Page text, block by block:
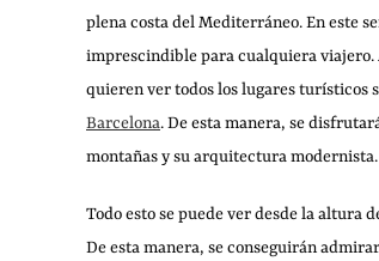
plena costa del Mediterráneo. En este
imprescindible para cualquiera viajero.
quieren ver todos los lugares turísticos
Barcelona. De esta manera, se
montañas y su arquitectura modernista.
Todo esto se puede ver desde la altura
De esta manera, se conseguirán